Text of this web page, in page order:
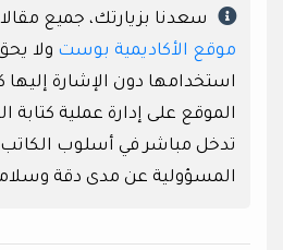
سعدنا بزيارتك، جميع
موقع الأكاديمية بوست ولا
استخدامها دون الإشارة
الموقع على إدارة عملية كتابة
تدخل مباشر في أسلوب
المسؤولية عن مدى دقة